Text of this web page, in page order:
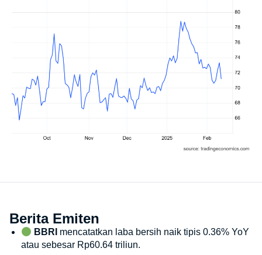
Berita Emiten
BBRI mencatatkan laba bersih naik tipis 0.36% YoY
atau sebesar Rp60.64 triliun.